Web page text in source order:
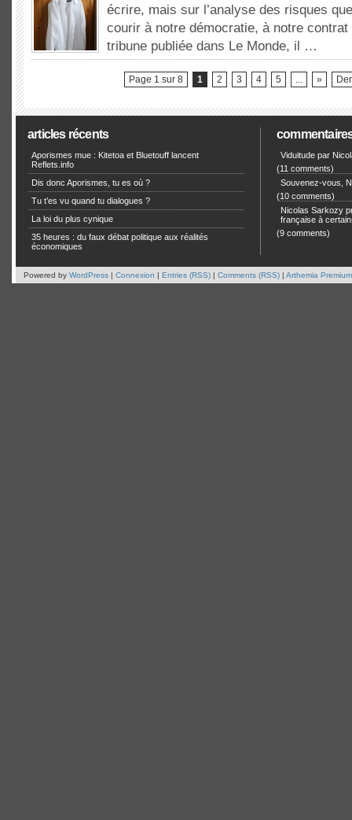
écrire, mais sur l’analyse des risques
courir à notre démocratie, à notre
tribune publiée dans Le Monde, il …
Page 1 sur 8 1 2 3 4 5 ... »
articles récents
Aporismes mue : Kitetoa et Bluetouff lancent
Reflets.info
Dis donc Aporismes, tu es où ?
Tu t’es vu quand tu dialogues ?
La loi du plus cynique
35 heures : du faux débat politique aux réalités
économiques
Viduitude par
(11 comments)
Souvenez-vous,
(10 comments)
Nicolas Sarkozy
française à
(9 comments)
Powered by WordPress | Connexion | Entries (RSS) | Comments (RSS) | Arthemia Premium